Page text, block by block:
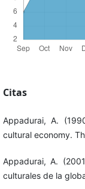
Citas
Appadurai, A.
cultural economy.
Appadurai, A.
culturales de la